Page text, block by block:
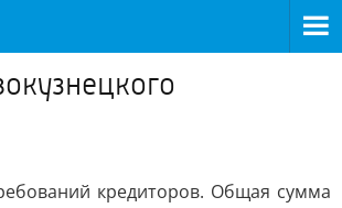
кредиторов. Общая сумма